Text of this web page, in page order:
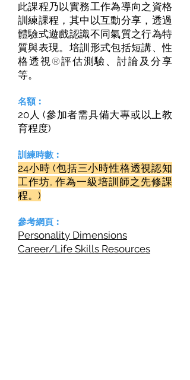
此課程乃以實務工作為導向之資格
訓練課程，其中以互動分享，透過
體驗式遊戲認識不同氣質之行為特
質與表現。培訓形式包括短講、性
格透視®評估測驗、討論及分享
等。
名額︰
20人 (參加者需具備大專或以上教
育程度)
訓練時數︰
24小時 (包括三小時性格透視認知
工作坊, 作為一級培訓師之先修課
程。)
參考網頁︰
Personality Dimensions
Career/Life Skills Resources